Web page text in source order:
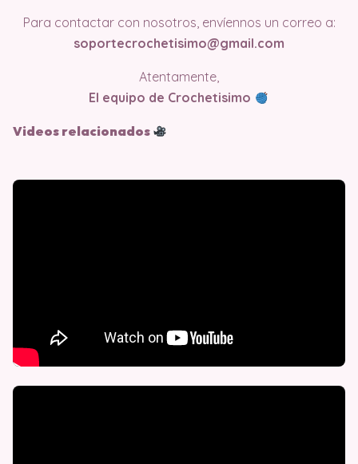
Para contactar con nosotros, envíennos un correo a:
soportecrochetisimo@gmail.com
Atentamente,
El equipo de Crochetisimo
Videos relacionados